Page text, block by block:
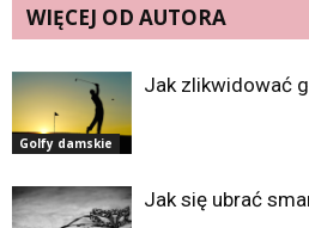
WIĘCEJ OD AUTORA
Golfy damskie
Jak zlikwidować
Jak się ubrać